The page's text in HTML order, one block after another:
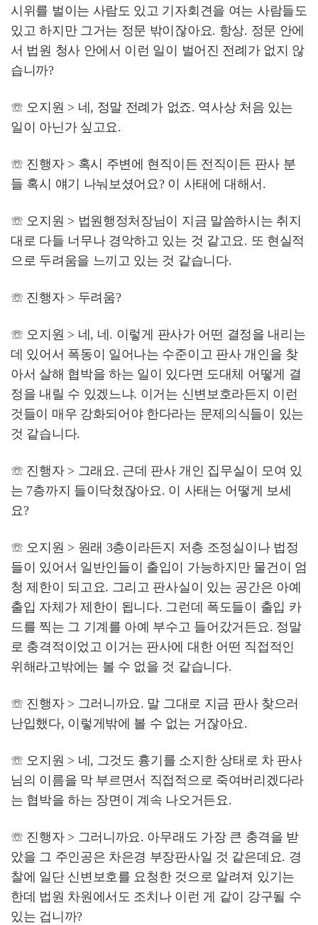
시위를 벌이는 사람도 있고 기자회견을 여는 사람들도
있고 하지만 그거는 정문 밖이잖아요. 항상. 정문 안에
서 법원 청사 안에서 이런 일이 벌어진 전례가 없지 않
습니까?
☏ 오지원 > 네, 정말 전례가 없죠. 역사상 처음 있는
일이 아닌가 싶고요.
☏ 진행자 > 혹시 주변에 현직이든 전직이든 판사 분
들 혹시 얘기 나눠보셨어요? 이 사태에 대해서.
☏ 오지원 > 법원행정처장님이 지금 말씀하시는 취지
대로 다들 너무나 경악하고 있는 것 같고요. 또 현실적
으로 두려움을 느끼고 있는 것 같습니다.
☏ 진행자 > 두려움?
☏ 오지원 > 네, 네. 이렇게 판사가 어떤 결정을 내리는
데 있어서 폭동이 일어나는 수준이고 판사 개인을 찾
아서 살해 협박을 하는 일이 있다면 도대체 어떻게 결
정을 내릴 수 있겠느냐. 이거는 신변보호라든지 이런
것들이 매우 강화되어야 한다라는 문제의식들이 있는
것 같습니다.
☏ 진행자 > 그래요. 근데 판사 개인 집무실이 모여 있
는 7층까지 들이닥쳤잖아요. 이 사태는 어떻게 보세
요?
☏ 오지원 > 원래 3층이라든지 저층 조정실이나 법정
들이 있어서 일반인들이 출입이 가능하지만 물건이 엄
청 제한이 되고요. 그리고 판사실이 있는 공간은 아예
출입 자체가 제한이 됩니다. 그런데 폭도들이 출입 카
드를 찍는 그 기계를 아예 부수고 들어갔거든요. 정말
로 충격적이었고 이거는 판사에 대한 어떤 직접적인
위해라고밖에는 볼 수 없을 것 같습니다.
☏ 진행자 > 그러니까요. 말 그대로 지금 판사 찾으러
난입했다, 이렇게밖에 볼 수 없는 거잖아요.
☏ 오지원 > 네, 그것도 흉기를 소지한 상태로 차 판사
님의 이름을 막 부르면서 직접적으로 죽여버리겠다라
는 협박을 하는 장면이 계속 나오거든요.
☏ 진행자 > 그러니까요. 아무래도 가장 큰 충격을 받
았을 그 주인공은 차은경 부장판사일 것 같은데요. 경
찰에 일단 신변보호를 요청한 것으로 알려져 있기는
한데 법원 차원에서도 조치나 이런 게 같이 강구될 수
있는 겁니까?